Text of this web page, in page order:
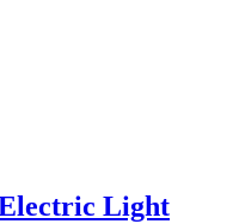
Light